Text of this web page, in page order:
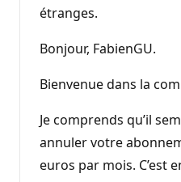
étranges.
Bonjour, FabienGU.
Bienvenue dans la
Je comprends qu’il
annuler votre
euros par mois. C’est